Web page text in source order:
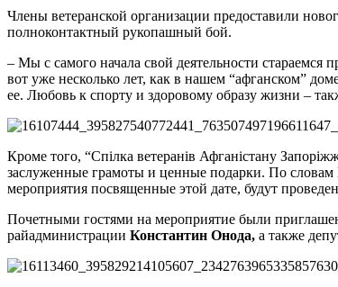
Члены ветеранской организации предоставили
полноконтактный рукопашный бой.
– Мы с самого начала свой деятельности
вот уже несколько лет, как в нашем “афганском”
ее. Любовь к спорту и здоровому образу жизни –
Кроме того, “Спілка ветеранів Афганістану
заслуженные грамоты и ценные подарки. По словам
мероприятия посвященные этой дате, будут
Почетными гостями на мероприятие были
райадминистрации Константин Онода, а также